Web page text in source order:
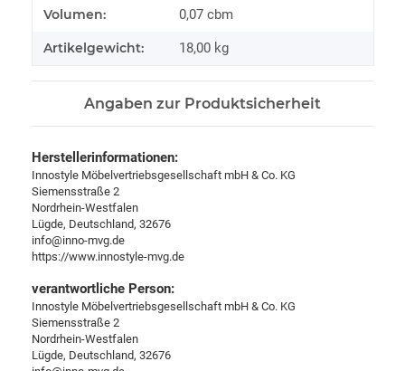
Produkteigenschaft
Wert
Volumen: 0,07 cbm
Artikelgewicht: 18,00 kg
Angaben zur Produktsicherheit
Herstellerinformationen:
Innostyle Möbelvertriebsgesellschaft mbH & Co. KG
Siemensstraße 2
Nordrhein-Westfalen
Lügde, Deutschland, 32676
info@inno-mvg.de
https://www.innostyle-mvg.de
verantwortliche Person:
Innostyle Möbelvertriebsgesellschaft mbH & Co. KG
Siemensstraße 2
Nordrhein-Westfalen
Lügde, Deutschland, 32676